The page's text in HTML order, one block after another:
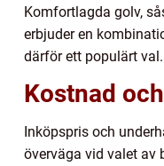
Komfortlagda golv,
erbjuder en
därför ett populärt val.
Kostnad
Inköpspris och
överväga vid valet av